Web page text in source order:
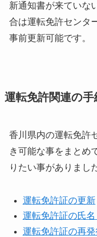
新通知書が来ていな
合は運転免許センタ
事前更新可能です。
運転免許関連の
香川県内の運転免許
き可能な事をまとめ
りたい事がありまし
運転免許証の更新
運転免許証の氏
運転免許証の再